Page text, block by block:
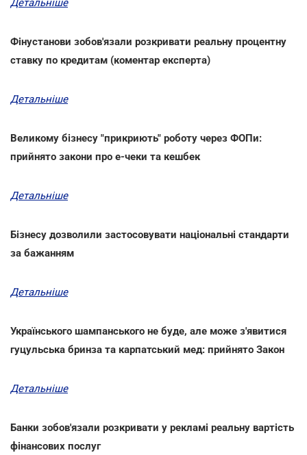
Детальніше
Фінустанови зобов'язали розкривати реальну процентну
ставку по кредитам (коментар експерта)
Детальніше
Великому бізнесу "прикриють" роботу через ФОПи:
прийнято закони про е-чеки та кешбек
Детальніше
Бізнесу дозволили застосовувати національні стандарти
за бажанням
Детальніше
Українського шампанського не буде, але може з'явитися
гуцульська бринза та карпатський мед: прийнято Закон
Детальніше
Банки зобов'язали розкривати у рекламі реальну вартість
фінансових послуг